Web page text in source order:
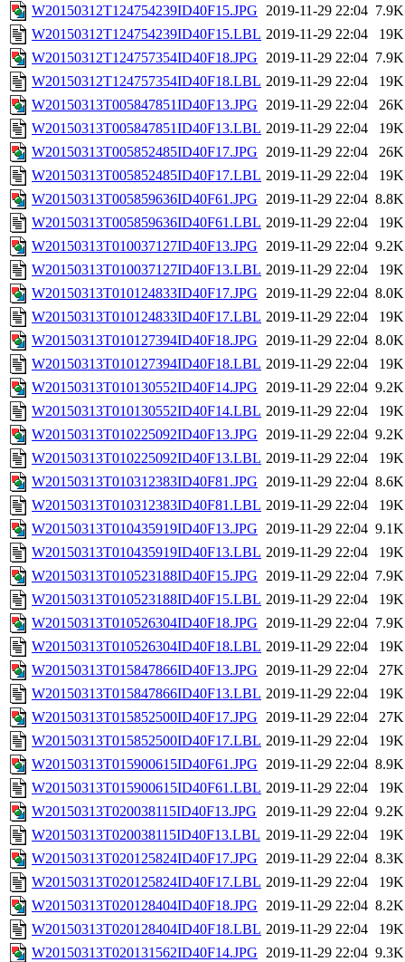
W20150312T124754239ID40F15.JPG 2019-11-29 22:04 7.9K
W20150312T124754239ID40F15.LBL 2019-11-29 22:04
19K
W20150312T124757354ID40F18.JPG 2019-11-29 22:04 7.9K
W20150312T124757354ID40F18.LBL 2019-11-29 22:04
19K
W20150313T005847851ID40F13.JPG 2019-11-29 22:04
26K
W20150313T005847851ID40F13.LBL 2019-11-29 22:04
19K
W20150313T005852485ID40F17.JPG 2019-11-29 22:04
26K
W20150313T005852485ID40F17.LBL 2019-11-29 22:04
19K
W20150313T005859636ID40F61.JPG 2019-11-29 22:04 8.8K
W20150313T005859636ID40F61.LBL 2019-11-29 22:04
19K
W20150313T010037127ID40F13.JPG 2019-11-29 22:04 9.2K
W20150313T010037127ID40F13.LBL 2019-11-29 22:04
19K
W20150313T010124833ID40F17.JPG 2019-11-29 22:04 8.0K
W20150313T010124833ID40F17.LBL 2019-11-29 22:04
19K
W20150313T010127394ID40F18.JPG 2019-11-29 22:04 8.0K
W20150313T010127394ID40F18.LBL 2019-11-29 22:04
19K
W20150313T010130552ID40F14.JPG 2019-11-29 22:04 9.2K
W20150313T010130552ID40F14.LBL 2019-11-29 22:04
19K
W20150313T010225092ID40F13.JPG 2019-11-29 22:04 9.2K
W20150313T010225092ID40F13.LBL 2019-11-29 22:04
19K
W20150313T010312383ID40F81.JPG 2019-11-29 22:04 8.6K
W20150313T010312383ID40F81.LBL 2019-11-29 22:04
19K
W20150313T010435919ID40F13.JPG 2019-11-29 22:04 9.1K
W20150313T010435919ID40F13.LBL 2019-11-29 22:04
19K
W20150313T010523188ID40F15.JPG 2019-11-29 22:04 7.9K
W20150313T010523188ID40F15.LBL 2019-11-29 22:04
19K
W20150313T010526304ID40F18.JPG 2019-11-29 22:04 7.9K
W20150313T010526304ID40F18.LBL 2019-11-29 22:04
19K
W20150313T015847866ID40F13.JPG 2019-11-29 22:04
27K
W20150313T015847866ID40F13.LBL 2019-11-29 22:04
19K
W20150313T015852500ID40F17.JPG 2019-11-29 22:04
27K
W20150313T015852500ID40F17.LBL 2019-11-29 22:04
19K
W20150313T015900615ID40F61.JPG 2019-11-29 22:04 8.9K
W20150313T015900615ID40F61.LBL 2019-11-29 22:04
19K
W20150313T020038115ID40F13.JPG
2019-11-29 22:04 9.2K
W20150313T020038115ID40F13.LBL 2019-11-29 22:04
19K
W20150313T020125824ID40F17.JPG 2019-11-29 22:04 8.3K
W20150313T020125824ID40F17.LBL 2019-11-29 22:04
19K
W20150313T020128404ID40F18.JPG 2019-11-29 22:04 8.2K
W20150313T020128404ID40F18.LBL 2019-11-29 22:04
19K
W20150313T020131562ID40F14.JPG 2019-11-29 22:04 9.3K